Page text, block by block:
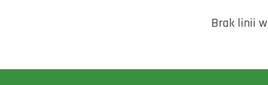
Brak linii